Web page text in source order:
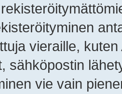
vieraille,
sähköpostin
vie vain